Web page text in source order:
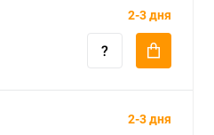
2-3 дня
2-3 дня